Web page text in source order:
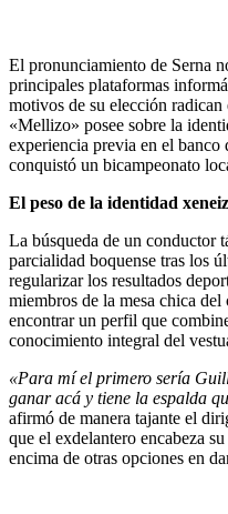
El pronunciamiento de Serna
principales plataformas
motivos de su elección
«Mellizo» posee sobre la
experiencia previa en el banco
conquistó un bicampeonato
El peso de la identidad
La búsqueda de un conductor
parcialidad boquense tras los
regularizar los resultados
miembros de la mesa chica
encontrar un perfil que
conocimiento integral del
«Para mí el primero sería
ganar acá y tiene la espalda
afirmó de manera tajante el
que el exdelantero encabeza
encima de otras opciones en